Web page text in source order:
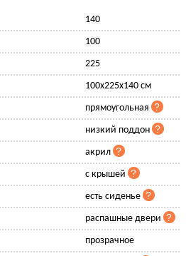
140
100
225
100x225x140 см
прямоугольная
низкий поддон
акрил
с крышей
есть сиденье
распашные двери
прозрачное